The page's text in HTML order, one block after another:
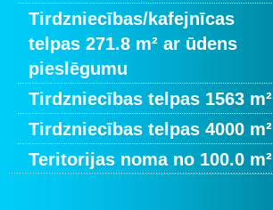
Tirdzniecības/kafejnīcas
telpas 271.8 m² ar ūdens
pieslēgumu
Tirdzniecības telpas 1563 m²
Tirdzniecības telpas 4000 m²
Teritorijas noma no 100.0 m²